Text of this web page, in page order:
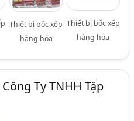
Thiết bị bốc xếp
hàng hóa
Thiết bị bốc xếp
hàng hóa
Ty TNHH Tập